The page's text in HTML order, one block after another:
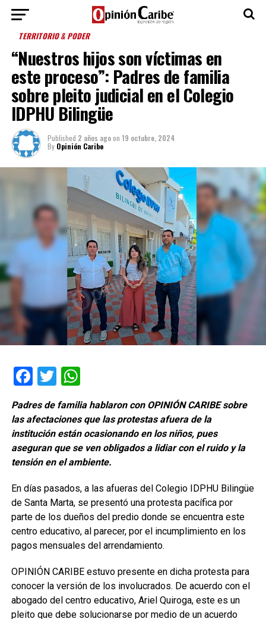
TERRITORIO & PODER
“Nuestros hijos son víctimas en
este proceso”: Padres de familia
sobre pleito judicial en el Colegio
IDPHU Bilingüe
Published 2 años agoon 19 octubre, 2024
By Opinión Caribe
Facebook
TwitterWhatsApp
Padres de familia hablaron con OPINIÓN CARIBE sobre
las afectaciones que las protestas afuera de la
institución están ocasionando en los niños, pues
aseguran que se ven obligados a lidiar con el ruido y la
tensión en el ambiente.
En días pasados, a las afueras del Colegio IDPHU Bilingüe
de Santa Marta, se presentó una protesta pacífica por
parte de los dueños del predio donde se encuentra este
centro educativo, al parecer, por el incumplimiento en los
pagos mensuales del arrendamiento.
OPINIÓN CARIBE estuvo presente en dicha protesta para
conocer la versión de los involucrados. De acuerdo con el
abogado del centro educativo, Ariel Quiroga, este es un
pleito que debe solucionarse por medio de un acuerdo